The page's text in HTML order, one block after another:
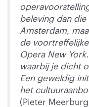
beleving dan die
Amsterdam,
de
Opera New
waarbij je dicht
Een geweldig
het
(Pieter